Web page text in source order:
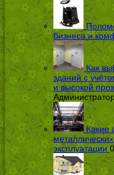
бизнеса и
Как
зданий с
и высокой
Администратор
Какие
эксплуатации